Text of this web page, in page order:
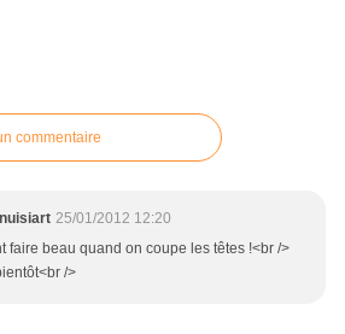
commentaire
25/01/2012 12:20
faire beau quand on coupe les têtes !<br />
/>